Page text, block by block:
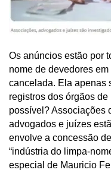
Os anúncios estão por
nome de devedores
cancelada. Ela apenas
registros dos órgãos
possível? Associações
advogados e juízes
envolve a concessão
“indústria do limpa-
especial de Mauricio